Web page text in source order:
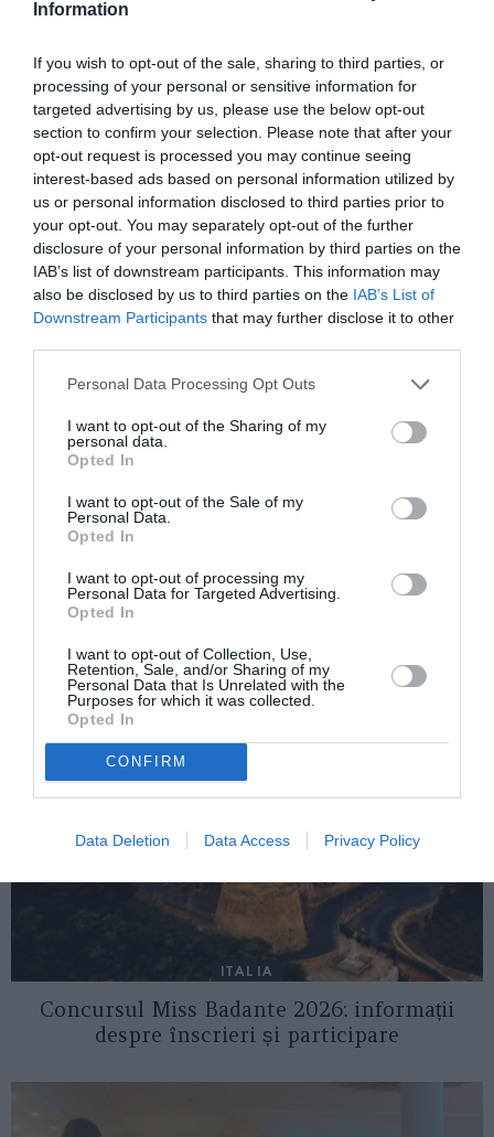
Information
If you wish to opt-out of the sale, sharing to third parties, or
processing of your personal or sensitive information for
targeted advertising by us, please use the below opt-out
section to confirm your selection. Please note that after your
opt-out request is processed you may continue seeing
interest-based ads based on personal information utilized by
us or personal information disclosed to third parties prior to
your opt-out. You may separately opt-out of the further
disclosure of your personal information by third parties on the
IAB’s list of downstream participants. This information may
also be disclosed by us to third parties on the IAB’s List of
Downstream Participants that may further disclose it to other
Personal Data Processing Opt Outs
I want to opt-out of the Sharing of my
personal data.
Opted In
I want to opt-out of the Sale of my
Personal Data.
Opted In
I want to opt-out of processing my
Personal Data for Targeted Advertising.
Opted In
I want to opt-out of Collection, Use,
Retention, Sale, and/or Sharing of my
Personal Data that Is Unrelated with the
Purposes for which it was collected.
Opted In
CONFIRM
Data Deletion Data Access Privacy Policy
Articolul anterior
Grosetto, româncă accidentată la muncă,
și-a prins mâna în maşina de frământat, un
braţ amputat
Următorul articol
Roma, spectacol de zile mari cu ocazia Zilei
Naționale: ”Împreună pentru a ne cunoaște
mai bine”
AȚI PUTEA DORI DE
ASEMENEA
ITALIA
Concursul Miss Badante 2026: informații
despre înscrieri și participare